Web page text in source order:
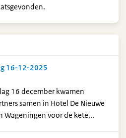
16-12-2025
16 december kwamen
samen in Hotel De Nieuwe
Wageningen voor de kete...